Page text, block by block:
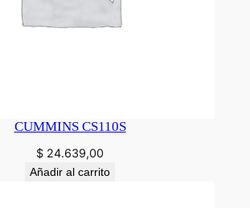
CUMMINS CS110S
$ 24.639,00
Añadir al carrito